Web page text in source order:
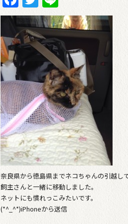
奈良県から徳島県までネコちゃんの引越し
飼主さんと一緒に移動しました。
ネットにも慣れっこみたいです。
(*^_^*)iPhoneから送信